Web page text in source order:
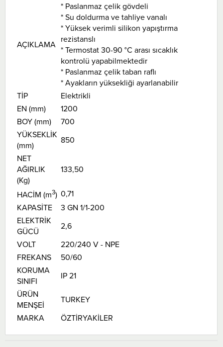
AÇIKLAMA
* Paslanmaz çelik gövdeli
* Su doldurma ve tahliye vanalı
* Yüksek verimli silikon yapıştırma
rezistanslı
* Termostat 30-90 °C arası sıcaklık
kontrolü yapabilmektedir
* Paslanmaz çelik taban raflı
* Ayakların yüksekliği ayarlanabilir
TİP
Elektrikli
EN (mm)
1200
BOY (mm)
700
YÜKSEKLİK
(mm)
850
NET
AĞIRLIK
(Kg)
133,50
HACİM (m3) 0,71
KAPASİTE
3 GN 1/1-200
ELEKTRİK
GÜCÜ
2,6
VOLT
220/240 V - NPE
FREKANS
50/60
KORUMA
SINIFI
IP 21
ÜRÜN
MENŞEİ
TURKEY
MARKA
ÖZTİRYAKİLER